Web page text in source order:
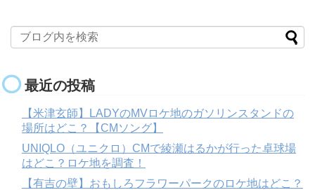
最近の投稿
【米津玄師】LADYのMVロケ地のガソリンスタンドの
場所はどこ？【CMソング】
UNIQLO（ユニクロ）CMで綾瀬はるかが行った卓球場
はどこ？ロケ地を調査！
【有吉の壁】おもしろフラワーパークのロケ地はどこ？